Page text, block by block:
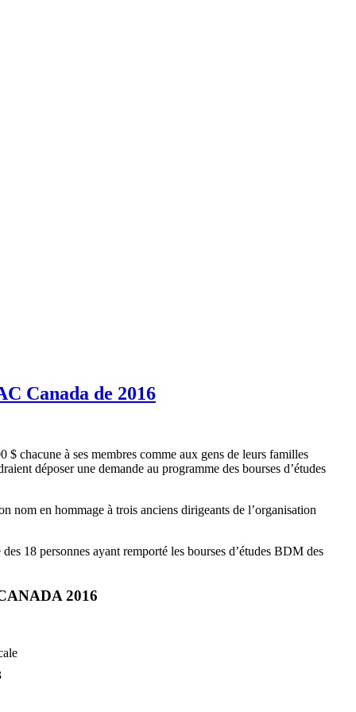
Canada de 2016
chacune à ses membres comme aux gens de leurs familles
déposer une demande au programme des bourses d’études
nom en hommage à trois anciens dirigeants de l’organisation
18 personnes ayant remporté les bourses d’études BDM des
2016